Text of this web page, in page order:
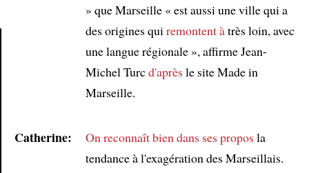
» que Marseille « est aussi une ville qui a
des origines qui remontent àtrès loin, avec
une langue régionale », affirme Jean-
Michel Turcd'aprèsle site Made in
Marseille.
Catherine: On reconnaît bien dans ses proposla
tendance à l'exagération des Marseillais.